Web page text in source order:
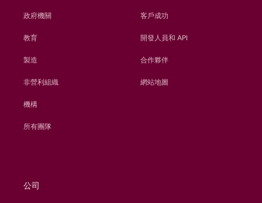
政府機關
教育
製造
非營利組織
機構
所有團隊
客戶成功
開發人員和 API
合作夥伴
網站地圖
公司